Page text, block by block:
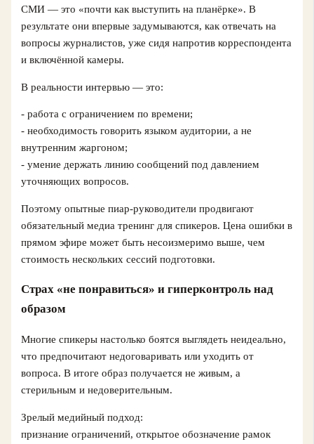
СМИ — это «почти как выступить на планёрке». В
результате они впервые задумываются, как отвечать на
вопросы журналистов, уже сидя напротив корреспондента
и включённой камеры.
В реальности интервью — это:
- работа с ограничением по времени;
- необходимость говорить языком аудитории, а не
внутренним жаргоном;
- умение держать линию сообщений под давлением
уточняющих вопросов.
Поэтому опытные пиар-руководители продвигают
обязательный медиа тренинг для спикеров. Цена ошибки в
прямом эфире может быть несоизмеримо выше, чем
стоимость нескольких сессий подготовки.
Страх «не понравиться» и гиперконтроль над
образом
Многие спикеры настолько боятся выглядеть неидеально,
что предпочитают недоговаривать или уходить от
вопроса. В итоге образ получается не живым, а
стерильным и недоверительным.
Зрелый медийный подход:
признание ограничений, открытое обозначение рамок